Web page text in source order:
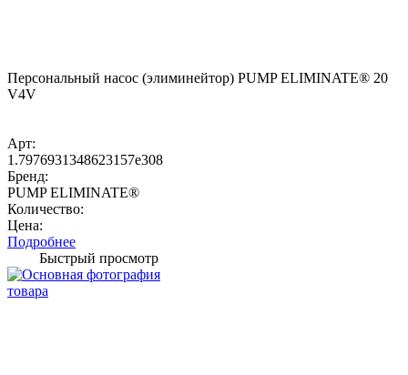
Персональный насос (элиминейтор) PUMP ELIMINATE® 20
V4V
Арт:
1.7976931348623157e308
Бренд:
PUMP ELIMINATE®
Количество:
Цена:
Подробнее
Быстрый просмотр